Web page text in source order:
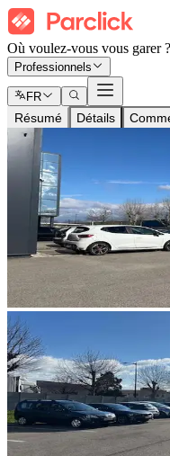
Où voulez-vous vous garer ?
Professionnels
FR
Résumé Détails